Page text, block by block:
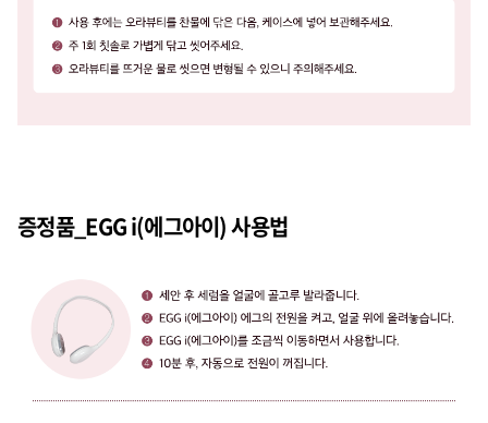
증정품_EGG i(에그아이) 사용법